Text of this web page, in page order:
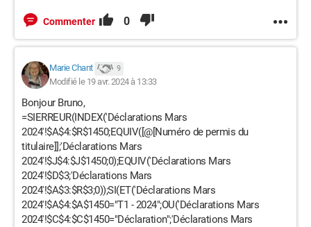
Commenter 0
Marie Chant 9
Modifié le 19 avr. 2024 à 13:33
Bonjour Bruno,
=SIERREUR(INDEX('Déclarations Mars
2024'!$A$4:$R$1450;EQUIV([@[Numéro de permis du
titulaire]];'Déclarations Mars
2024'!$J$4:$J$1450;0);EQUIV('Déclarations Mars
2024'!$D$3;'Déclarations Mars
2024'!$A$3:$R$3;0));SI(ET('Déclarations Mars
2024'!$A$4:$A$1450="T1 - 2024";OU('Déclarations Mars
2024'!$C$4:$C$1450="Déclaration";'Déclarations Mars